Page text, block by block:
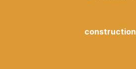
construction